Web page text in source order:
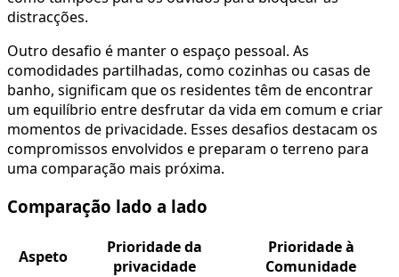
distracções.
Outro desafio é manter o espaço pessoal. As
comodidades partilhadas, como cozinhas ou casas de
banho, significam que os residentes têm de encontrar
um equilíbrio entre desfrutar da vida em comum e criar
momentos de privacidade. Esses desafios destacam os
compromissos envolvidos e preparam o terreno para
uma comparação mais próxima.
Comparação lado a lado
Aspeto
Prioridade da
privacidade
Prioridade à
Comunidade